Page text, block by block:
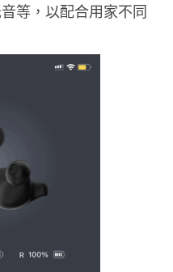
等，以配合用家不同